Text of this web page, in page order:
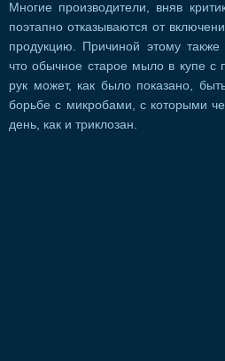
Многие производители, вняв
поэтапно отказываются от
продукцию. Причиной этому также
что обычное старое мыло в купе с
рук может, как было показано,
борьбе с микробами, с которыми
день, как и триклозан.